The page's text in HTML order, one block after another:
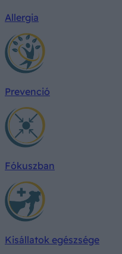
Allergia
Prevenció
Fókuszban
Kisállatok egészsége